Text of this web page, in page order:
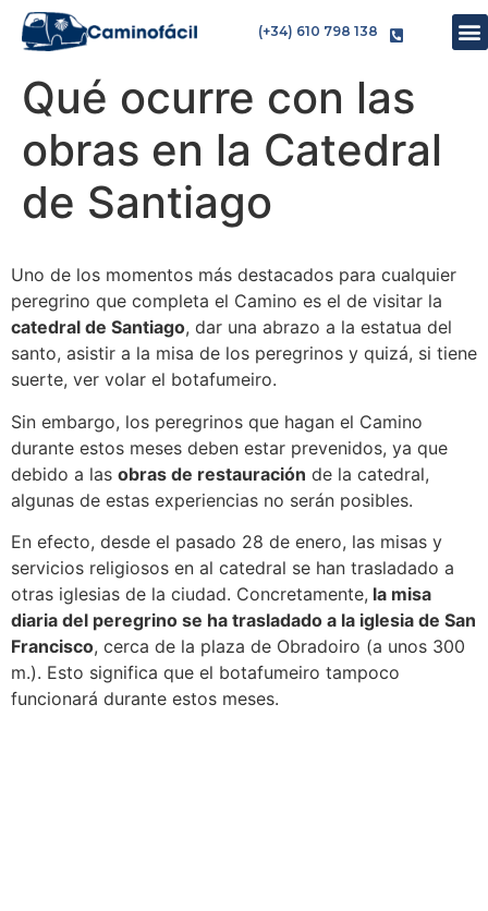
(+34) 610 798 138
Qué ocurre con las
obras en la Catedral
de Santiago
Uno de los momentos más destacados para cualquier
peregrino que completa el Camino es el de visitar la
catedral de Santiago, dar una abrazo a la estatua del
santo, asistir a la misa de los peregrinos y quizá, si tiene
suerte, ver volar el botafumeiro.
Sin embargo, los peregrinos que hagan el Camino
durante estos meses deben estar prevenidos, ya que
debido a las obras de restauración de la catedral,
algunas de estas experiencias no serán posibles.
En efecto, desde el pasado 28 de enero, las misas y
servicios religiosos en al catedral se han trasladado a
otras iglesias de la ciudad. Concretamente, la misa
diaria del peregrino se ha trasladado a la iglesia de San
Francisco, cerca de la plaza de Obradoiro (a unos 300
m.). Esto significa que el botafumeiro tampoco
funcionará durante estos meses.